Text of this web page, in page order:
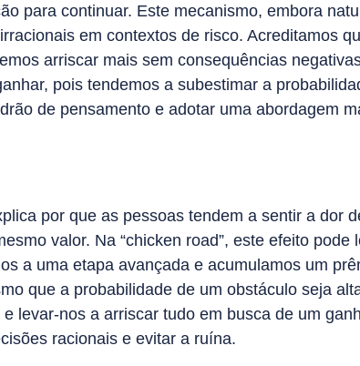
para continuar. Este mecanismo, embora
em contextos de risco. Acreditamos
arriscar mais sem consequências
pois tendemos a subestimar a
de pensamento e adotar uma abordagem
por que as pessoas tendem a sentir a dor
valor. Na “chicken road”, este efeito pode
a uma etapa avançada e acumulamos um
que a probabilidade de um obstáculo seja
levar-nos a arriscar tudo em busca de um
racionais e evitar a ruína.